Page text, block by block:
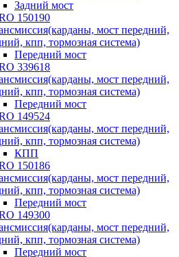
Задний мост
150190
мост передний,
кпп, тормозная система)
Передний мост
339618
мост передний,
кпп, тормозная система)
Передний мост
149524
мост передний,
кпп, тормозная система)
КПП
150186
мост передний,
кпп, тормозная система)
Передний мост
149300
мост передний,
кпп, тормозная система)
Передний мост